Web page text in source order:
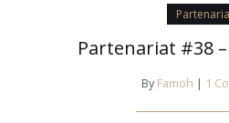
Partenariat #38
By Famoh | 1